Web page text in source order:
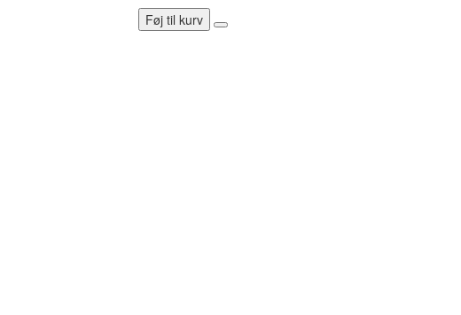
Føj til kurv